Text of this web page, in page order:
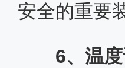
安全的重要
6、温度